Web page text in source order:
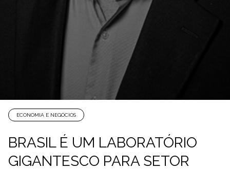
ECONOMIA E NEGÓCIOS
BRASIL É UM LABORATÓRIO
GIGANTESCO PARA SETOR